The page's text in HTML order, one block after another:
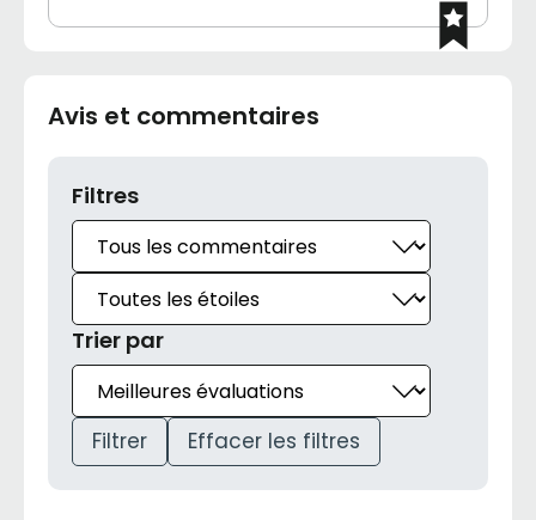
Avis et commentaires
Filtres
Trier par
Filtrer Effacer les filtres